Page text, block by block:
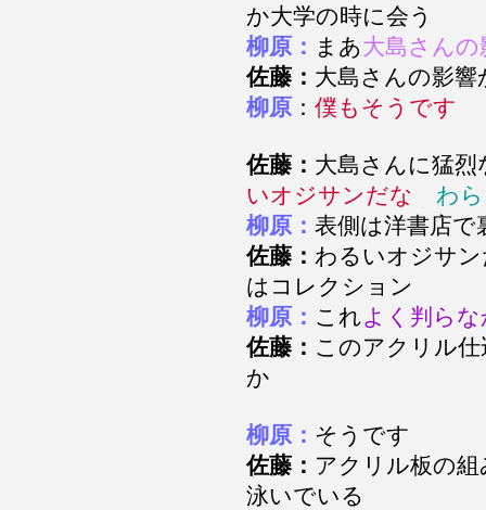
か大学の時に会う
柳原： まあ大島さんの
佐藤： 大島さんの影
柳原 ： 僕もそうです
佐藤： 大島さんに猛
いオジサンだな
わ
柳原： 表側は洋書店
佐藤： わるいオジサ
はコレクション
柳原： これよく判ら
佐藤： このアクリル
か
柳原： そうです
佐藤： アクリル板の
泳いでいる